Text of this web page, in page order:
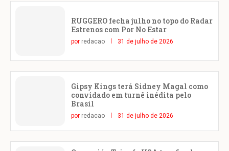
RUGGERO fecha julho no topo do Radar
Estrenos com Por No Estar
por redacao 31 de julho de 2026
Gipsy Kings terá Sidney Magal como
convidado em turnê inédita pelo
Brasil
por redacao 31 de julho de 2026